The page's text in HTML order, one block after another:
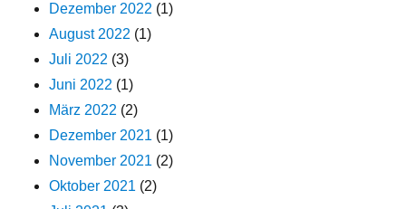
Dezember 2022 (1)
August 2022 (1)
Juli 2022 (3)
Juni 2022 (1)
März 2022 (2)
Dezember 2021 (1)
November 2021 (2)
Oktober 2021 (2)